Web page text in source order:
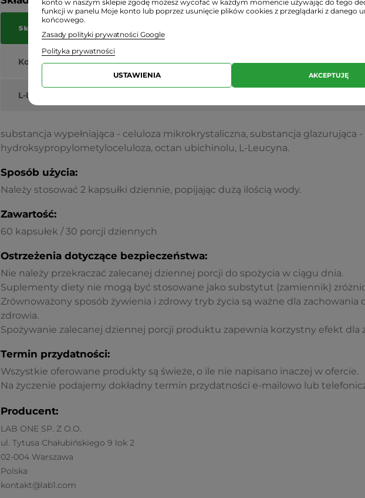
Składnik
Koenzym Q10(Ubichinol) 100 mg
L-Leucyna
substancja wypełniająca - celuloza mikrokrystaliczna, substancja glazurująca -
hydroksypropylometyloceluloza, octan ubichinolu, L-Leucyna.
Sposób użycia:
Należy stosować 2 kapsułki dziennie, popijając dużą ilością wody.
Zawartość:
60 kapsułek / 30 porcji dziennych
Ostrzeżenia dotyczące bezpieczeństwa:
Nie należy przekraczać zalecanej dziennej porcji do spożycia w ciągu dnia.
Suplementy diety nie mogą być stosowane jako substytut (zamiennik)
Zrównoważony sposób żywienia i zdrowy tryb życia są ważne dla zachowania
zdrowia.
Spożywanie zalecanej dziennej porcji produktu zapewnia korzystny efekt dla
Termin przydatności:
Wszystkie oferowane produkty są świeże, o ile nie napisano inaczej w ofercie.
Na życzenie podajemy dokładny termin przydatności e-mailowo lub
Producent:
LAB ONE SP. Z O.O.
ul. Tytusa Chałubińskiego 9 lok 2
02-004 Warszawa
Polska
kontakt@lab1.com
konto w naszym sklepie zgodę możesz wycofać w każdym momencie używając do tego
funkcji w panelu Moje konto lub poprzez usunięcie plików cookies z przeglądarki z danego
końcowego.
Zasady polityki prywatności Google
Polityka prywatności
USTAWIENIA AKCEPTUJĘ